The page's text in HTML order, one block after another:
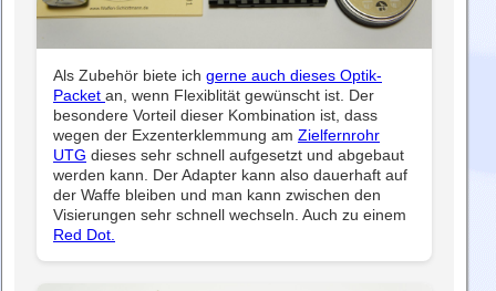
Als Zubehör biete ich gerne auch dieses Optik-
Packet an, wenn Flexiblität gewünscht ist. Der
besondere Vorteil dieser Kombination ist, dass
wegen der Exzenterklemmung am Zielfernrohr
UTG dieses sehr schnell aufgesetzt und abgebaut
werden kann. Der Adapter kann also dauerhaft auf
der Waffe bleiben und man kann zwischen den
Visierungen sehr schnell wechseln. Auch zu einem
Red Dot.